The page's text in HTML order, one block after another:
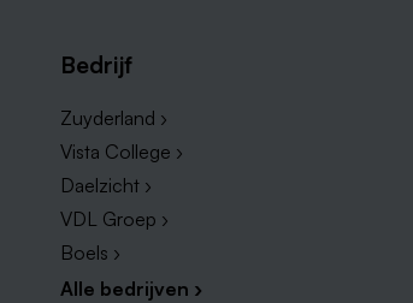
Bedrijf
Zuyderland ›
Vista College ›
Daelzicht ›
VDL Groep ›
Boels ›
Alle bedrijven ›